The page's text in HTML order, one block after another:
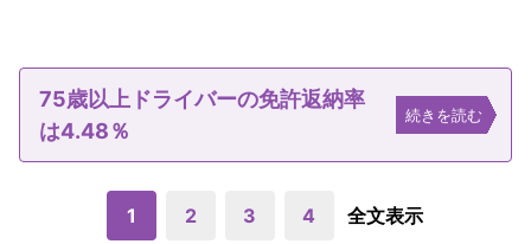
75歳以上ドライバーの免許返納率
は4.48％
続きを読む
1 2 3 4 全文表示